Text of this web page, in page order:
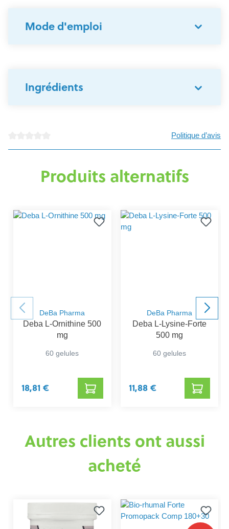
Mode d'emploi
Ingrédients
Politique d’avis
Produits alternatifs
DeBa Pharma
Deba L-Ornithine 500
mg
60 gelules
18,81 €
DeBa Pharma
Deba L-Lysine-Forte
500 mg
60 gelules
11,88 €
Autres clients ont aussi
acheté